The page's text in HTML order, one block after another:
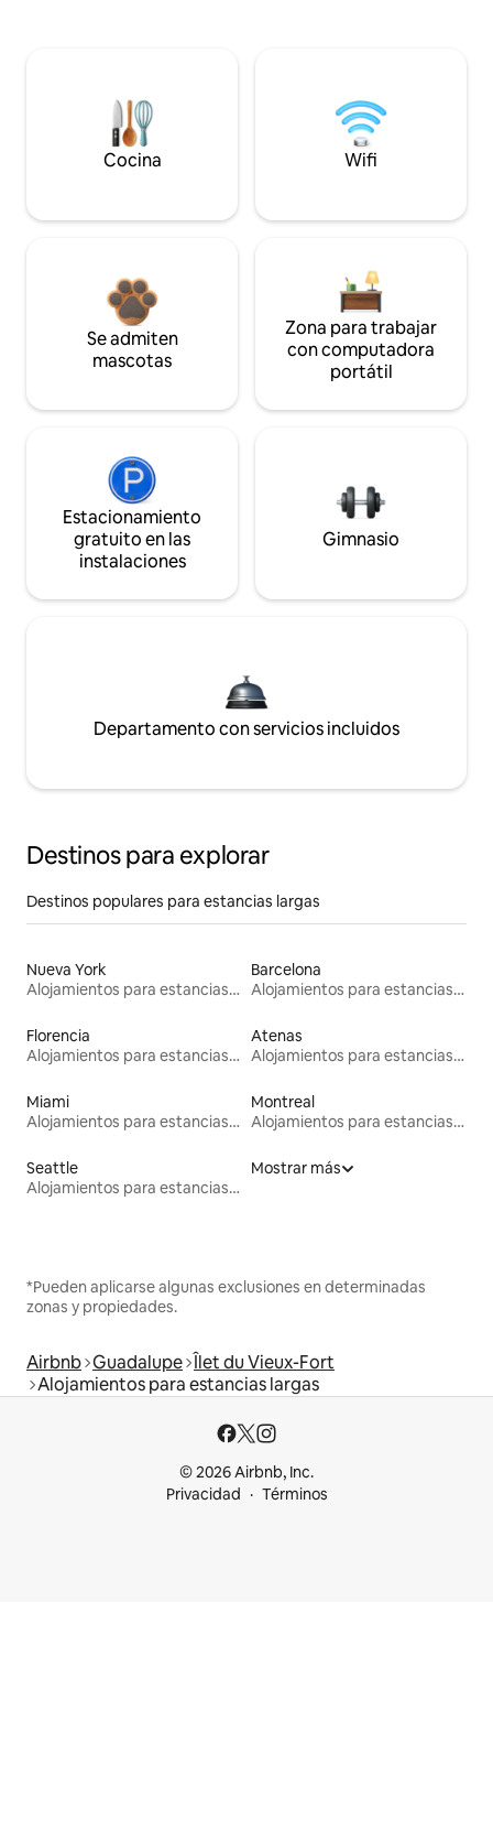
Cocina Wifi
Se admiten
mascotas
Zona para trabajar
con computadora
portátil
Estacionamiento
gratuito en las
instalaciones
Gimnasio
Departamento con servicios incluidos
Destinos para explorar
Destinos populares para estancias largas
Nueva York
Alojamientos para estancias largas
Barcelona
Alojamientos para estancias largas
Florencia
Alojamientos para estancias largas
Atenas
Alojamientos para estancias largas
Miami
Alojamientos para estancias largas
Montreal
Alojamientos para estancias largas
Seattle
Alojamientos para estancias largas
Mostrar más
*Pueden aplicarse algunas exclusiones en determinadas
zonas y propiedades.
Airbnb Guadalupe Îlet du Vieux-Fort
Alojamientos para estancias largas
© 2026 Airbnb, Inc.
Privacidad
Términos